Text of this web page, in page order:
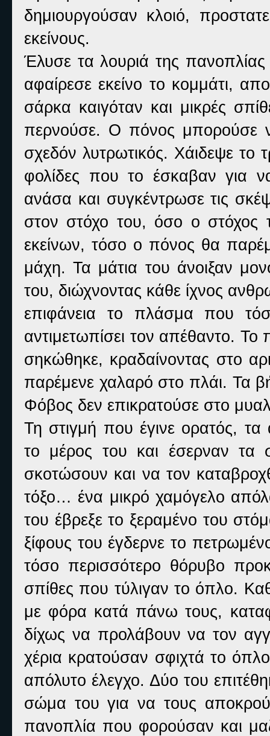
δημιουργούσαν κλοιό,
εκείνους.
Έλυσε τα λουριά της
αφαίρεσε εκείνο το κομμάτι,
σάρκα καιγόταν και μικρές
περνούσε. Ο πόνος μπορούσε
σχεδόν λυτρωτικός. Χάιδεψε το
φολίδες που το έσκαβαν για
ανάσα και συγκέντρωσε τις
στον στόχο του, όσο ο στόχος
εκείνων, τόσο ο πόνος θα
μάχη. Τα μάτια του άνοιξαν
του, διώχνοντας κάθε ίχνος
επιφάνεια το πλάσμα που
αντιμετωπίσει τον απέθαντο.
σηκώθηκε, κραδαίνοντας στο
παρέμενε χαλαρό στο πλάι. Τα
Φόβος δεν επικρατούσε στο
Τη στιγμή που έγινε ορατός, τα
το μέρος του και έσερναν
σκοτώσουν και να τον
τόξο… ένα μικρό χαμόγελο
του έβρεξε το ξεραμένο του
ξίφους του έγδερνε το
τόσο περισσότερο θόρυβο
σπίθες που τύλιγαν το όπλο.
με φόρα κατά πάνω τους,
δίχως να προλάβουν να τον
χέρια κρατούσαν σφιχτά το
απόλυτο έλεγχο. Δύο του
σώμα του για να τους
πανοπλία που φορούσαν και